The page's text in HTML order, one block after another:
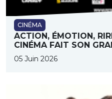
CINÉMA
ACTION, ÉMOTION,
CINÉMA FAIT SON
05 Juin 2026